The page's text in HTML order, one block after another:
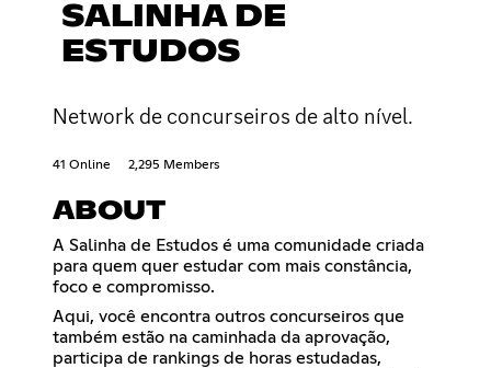
SALINHA DE
ESTUDOS
Network de concurseiros de alto nível.
41 Online 2,295 Members
ABOUT
A Salinha de Estudos é uma comunidade criada
para quem quer estudar com mais constância,
foco e compromisso.
Aqui, você encontra outros concurseiros que
também estão na caminhada da aprovação,
participa de rankings de horas estudadas,